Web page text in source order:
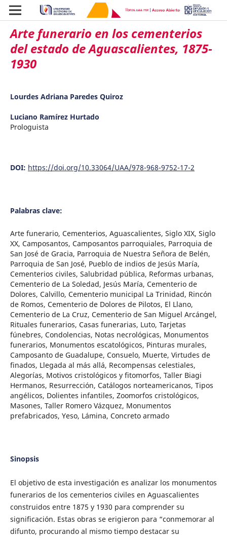
Arte funerario en los cementerios
del estado de Aguascalientes, 1875-
1930
Lourdes Adriana Paredes Quiroz
Luciano Ramírez Hurtado
Prologuista
DOI: https://doi.org/10.33064/UAA/978-968-9752-17-2
Palabras clave:
Arte funerario, Cementerios, Aguascalientes, Siglo XIX, Siglo
XX, Camposantos, Camposantos parroquiales, Parroquia de
San José de Gracia, Parroquia de Nuestra Señora de Belén,
Parroquia de San José, Pueblo de indios de Jesús María,
Cementerios civiles, Salubridad pública, Reformas urbanas,
Cementerio de La Soledad, Jesús María, Cementerio de
Dolores, Calvillo, Cementerio municipal La Trinidad, Rincón
de Romos, Cementerio de Dolores de Pilotos, El Llano,
Cementerio de La Cruz, Cementerio de San Miguel Arcángel,
Rituales funerarios, Casas funerarias, Luto, Tarjetas
fúnebres, Condolencias, Notas necrológicas, Monumentos
funerarios, Monumentos escatológicos, Pinturas murales,
Camposanto de Guadalupe, Consuelo, Muerte, Virtudes de
finados, Llegada al más allá, Recompensas celestiales,
Alegorías, Motivos cristológicos y fitomorfos, Taller Biagi
Hermanos, Resurrección, Catálogos norteamericanos, Tipos
angélicos, Dolientes infantiles, Zoomorfos cristológicos,
Masones, Taller Romero Vázquez, Monumentos
prefabricados, Yeso, Lámina, Concreto armado
Sinopsis
El objetivo de esta investigación es analizar los monumentos
funerarios de los cementerios civiles en Aguascalientes
construidos entre 1875 y 1930 para comprender su
significación. Estas obras se erigieron para “conmemorar al
difunto, procurando al mismo tiempo destacar su